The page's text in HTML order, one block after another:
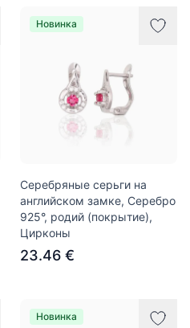
Новинка
Серебряные серьги на
английском замке, Серебро
925°, родий (покрытие),
Цирконы
23.46 €
Новинка